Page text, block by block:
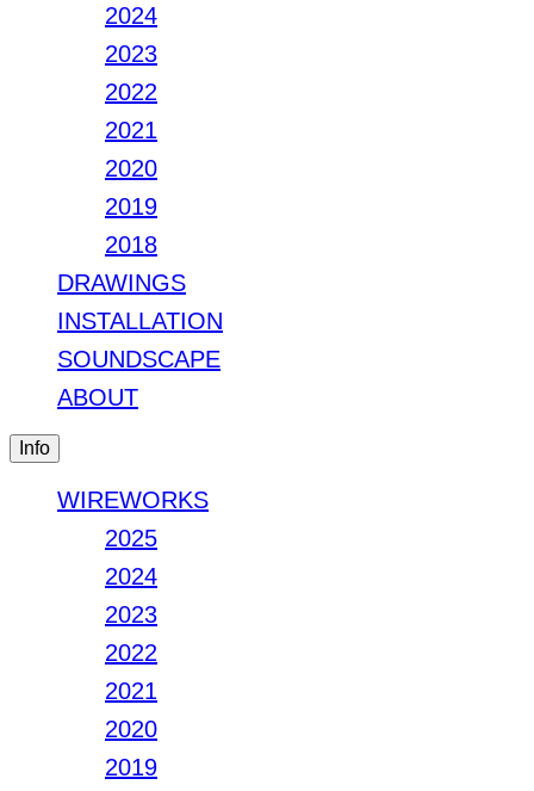
2024
2023
2022
2021
2020
2019
2018
DRAWINGS
INSTALLATION
SOUNDSCAPE
ABOUT
Info
WIREWORKS
2025
2024
2023
2022
2021
2020
2019